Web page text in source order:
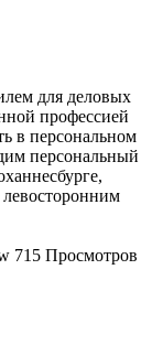
для деловых
профессией
в персональном
персональный
715 Просмотров